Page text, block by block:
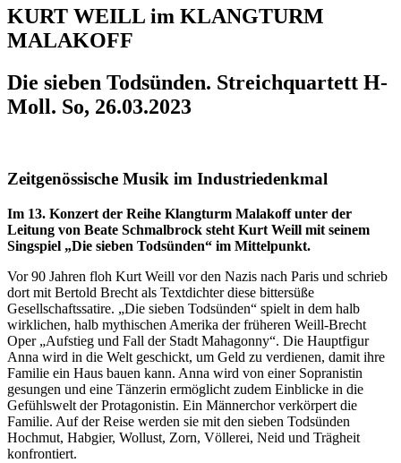
KURT WEILL im KLANGTURM
MALAKOFF
Die sieben Todsünden. Streichquartett H-
Moll. So, 26.03.2023
Zeitgenössische Musik im Industrie­denkmal
Im 13. Konzert der Reihe Klangturm Malakoff unter der
Leitung von Beate Schmalbrock steht Kurt Weill mit seinem
Singspiel „Die sieben Todsünden“ im Mittelpunkt.
Vor 90 Jahren floh Kurt Weill vor den Nazis nach Paris und schrieb
dort mit Bertold Brecht als Textdichter diese bittersüße
Gesellschaftssatire. „Die sieben Todsünden“ spielt in dem halb
wirklichen, halb mythischen Amerika der früheren Weill-Brecht
Oper „Aufstieg und Fall der Stadt Mahagonny“. Die Hauptfigur
Anna wird in die Welt geschickt, um Geld zu verdienen, damit ihre
Familie ein Haus bauen kann. Anna wird von einer Sopranistin
gesungen und eine Tänzerin ermöglicht zudem Einblicke in die
Gefühlswelt der Protagonistin. Ein Männerchor verkörpert die
Familie. Auf der Reise werden sie mit den sieben Todsünden
Hochmut, Habgier, Wollust, Zorn, Völlerei, Neid und Trägheit
konfrontiert.